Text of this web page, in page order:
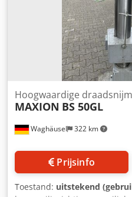
Waghäusel 322 km
Hoogwaardige
MAXION BS 50GL
Prijsinfo
Toestand: uitstekend